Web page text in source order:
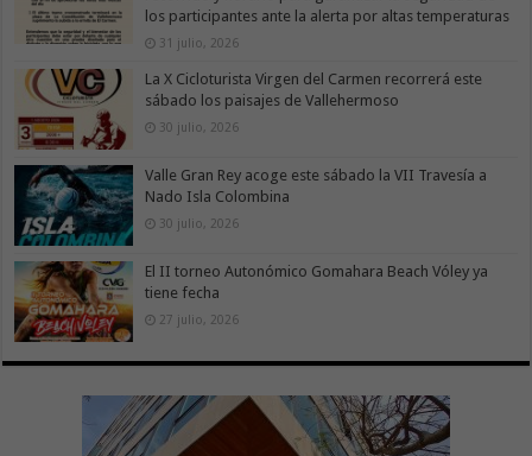
los participantes ante la alerta por altas temperaturas
31 julio, 2026
La X Cicloturista Virgen del Carmen recorrerá este
sábado los paisajes de Vallehermoso
30 julio, 2026
Valle Gran Rey acoge este sábado la VII Travesía a
Nado Isla Colombina
30 julio, 2026
El II torneo Autonómico Gomahara Beach Vóley ya
tiene fecha
27 julio, 2026